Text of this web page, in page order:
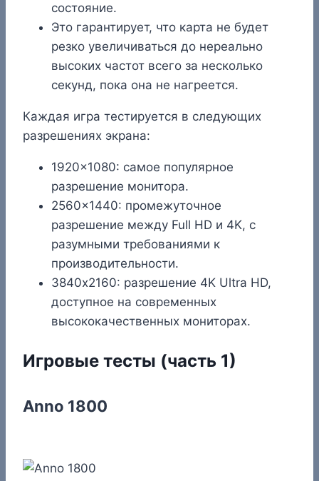
состояние.
Это гарантирует, что карта не будет
резко увеличиваться до нереально
высоких частот всего за несколько
секунд, пока она не нагреется.
Каждая игра тестируется в следующих
разрешениях экрана:
1920×1080: самое популярное
разрешение монитора.
2560×1440: промежуточное
разрешение между Full HD и 4K, с
разумными требованиями к
производительности.
3840х2160: разрешение 4K Ultra HD,
доступное на современных
высококачественных мониторах.
Игровые тесты (часть 1)
Anno 1800